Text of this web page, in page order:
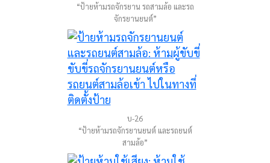
“ป้ายห้ามรถจักรยาน รถสามล้อ และรถ
จักรยานยนต์”
บ-26
“ป้ายห้ามรถจักรยานยนต์ และรถยนต์
สามล้อ”